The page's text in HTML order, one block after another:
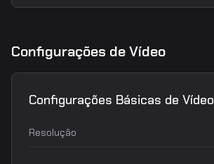
Configurações de Vídeo
Configurações Básicas de Vídeo
Resolução